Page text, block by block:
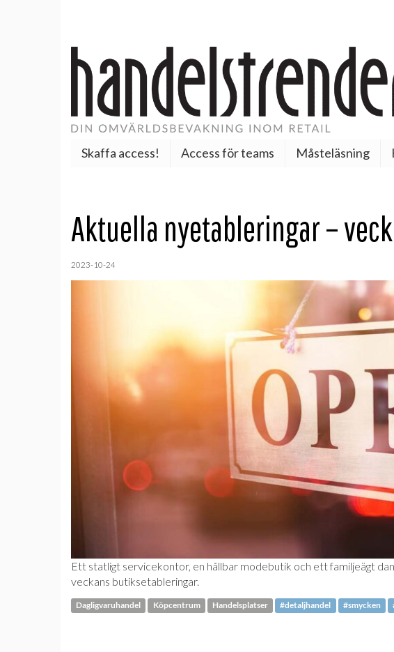
Skaffa access! Access för teams Måsteläsning
Aktuella nyetableringar –
2023-10-24
Ett statligt servicekontor, en hållbar modebutik och ett familjeägt
veckans butiksetableringar.
Dagligvaruhandel Köpcentrum Handelsplatser #detaljhandel #smycken